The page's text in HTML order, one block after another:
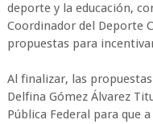
deporte y la educación,
Coordinador del Deporte
propuestas para
Al finalizar, las
Delfina Gómez Álvarez
Pública Federal para que